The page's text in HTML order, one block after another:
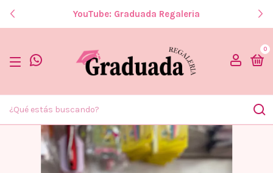
YouTube: Graduada Regaleria
0